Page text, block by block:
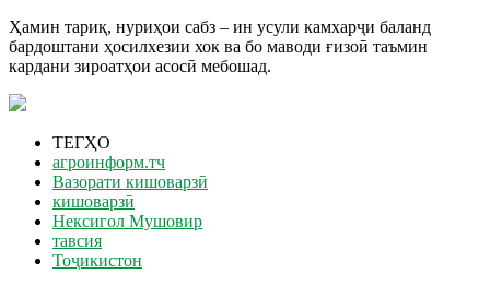
Ҳамин тариқ, нуриҳои сабз – ин усули камхарҷи баланд
бардоштани ҳосилхезии хок ва бо маводи ғизоӣ таъмин
кардани зироатҳои асосӣ мебошад.
ТЕГҲО
агроинформ.тч
Вазорати кишоварзӣ
кишоварзӣ
Нексигол Мушовир
тавсия
Тоҷикистон